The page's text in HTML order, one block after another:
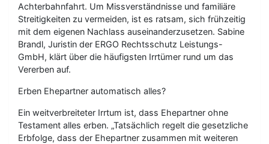
Achterbahnfahrt. Um Missverständnisse und familiäre
Streitigkeiten zu vermeiden, ist es ratsam, sich frühzeitig
mit dem eigenen Nachlass auseinanderzusetzen. Sabine
Brandl, Juristin der ERGO Rechtsschutz Leistungs-
GmbH, klärt über die häufigsten Irrtümer rund um das
Vererben auf.
Erben Ehepartner automatisch alles?
Ein weitverbreiteter Irrtum ist, dass Ehepartner ohne
Testament alles erben. „Tatsächlich regelt die gesetzliche
Erbfolge, dass der Ehepartner zusammen mit weiteren